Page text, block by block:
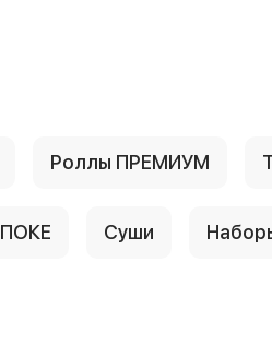
Роллы ПРЕМИУМ
ПОКЕ Суши